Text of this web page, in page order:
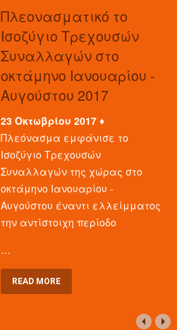
Πλεονασματικό το
Ισοζύγιο Τρεχουσών
Συναλλαγών στο
οκτάμηνο Ιανουαρίου -
Αυγούστου 2017
23 Οκτωβρίου 2017 ♦
Πλεόνασμα εμφάνισε το
Ισοζύγιο Τρεχουσών
Συναλλαγών της χώρας στο
οκτάμηνο Ιανουαρίου -
Αυγούστου έναντι ελλείμματος
την αντίστοιχη περίοδο
…
READ MORE